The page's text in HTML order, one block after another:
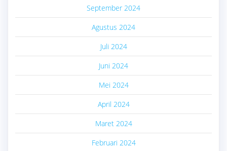
September 2024
Agustus 2024
Juli 2024
Juni 2024
Mei 2024
April 2024
Maret 2024
Februari 2024